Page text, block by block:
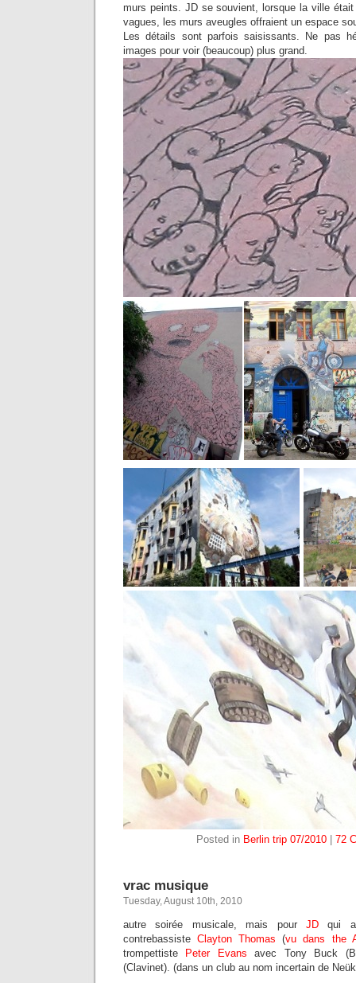
murs peints. JD se souvient, lorsque la ville
vagues, les murs aveugles offraient un espace
Les détails sont parfois saisissants. Ne pas
images pour voir (beaucoup) plus grand.
Posted in Berlin trip 07/2010| 72
vrac musique
Tuesday, August 10th, 2010
autre soirée musicale, mais pour JD qui a
contrebassisteClayton Thomas (vu dans the
trompettiste
Peter Evans avec Tony Buck
(Clavinet). (dans un club au nom incertain de